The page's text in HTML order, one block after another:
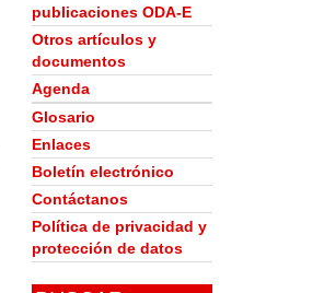
publicaciones ODA-E
Otros artículos y
documentos
Agenda
Glosario
Enlaces
Boletín electrónico
Contáctanos
Política de privacidad y
protección de datos